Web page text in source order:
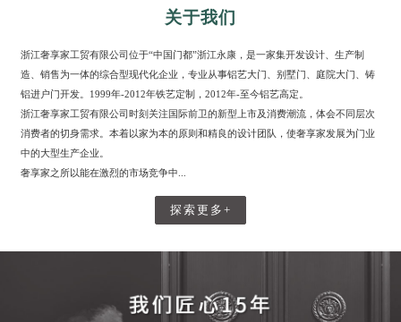
关于我们
浙江奢享家工贸有限公司位于“中国门都”浙江永康，是一家集开发设计、生产制
造、销售为一体的综合型现代化企业，专业从事铝艺大门、别墅门、庭院大门、铸
铝进户门开发。1999年-2012年铁艺定制，2012年-至今铝艺高定。
浙江奢享家工贸有限公司时刻关注国际前卫的新型上市及消费潮流，体会不同层次
消费者的切身需求。本着以家为本的原则和精良的设计团队，使奢享家发展为门业
中的大型生产企业。
奢享家之所以能在激烈的市场竞争中...
探索更多+